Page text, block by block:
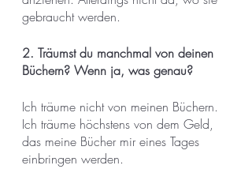
gebraucht werden.
2. Träumst du manchmal von deinen
Büchern? Wenn ja, was genau?
Ich träume nicht von meinen Büchern.
Ich träume höchstens von dem Geld,
das meine Bücher mir eines Tages
einbringen werden.